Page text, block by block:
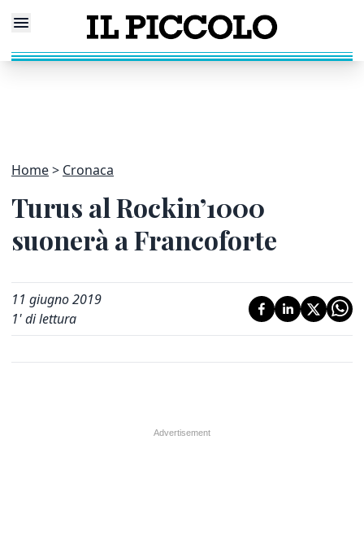
Home Cronaca
Turus al Rockin’1000
suonerà a Francoforte
11 giugno 2019
1' di lettura